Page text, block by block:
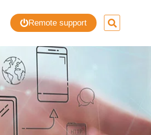
Remote support